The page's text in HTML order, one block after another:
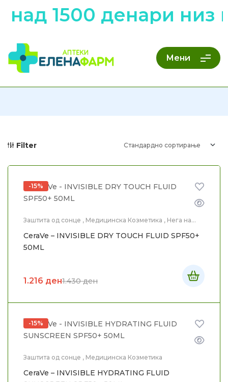
денари низ цела
Мени
Filter
-15%
Заштита од сонце , Медицинска Козметика , Нега на
CeraVe – INVISIBLE DRY TOUCH FLUID SPF50+
50ML
1.430ден
1.216 ден
-15%
Заштита од сонце , Медицинска Козметика
CeraVe – INVISIBLE HYDRATING FLUID